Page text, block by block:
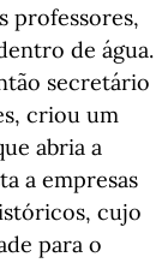
professores,
de água.
secretário
criou um
abria a
a empresas
cujo
para o